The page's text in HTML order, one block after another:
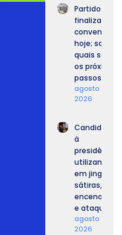
Partidos
finalizam
convenções
hoje; saiba
quais serão
os próximos
passos.
agosto 7,
2026
Candidatos
à
presidência
utilizam IA
em jingles,
sátiras,
encenações
e ataques.
agosto 7,
2026